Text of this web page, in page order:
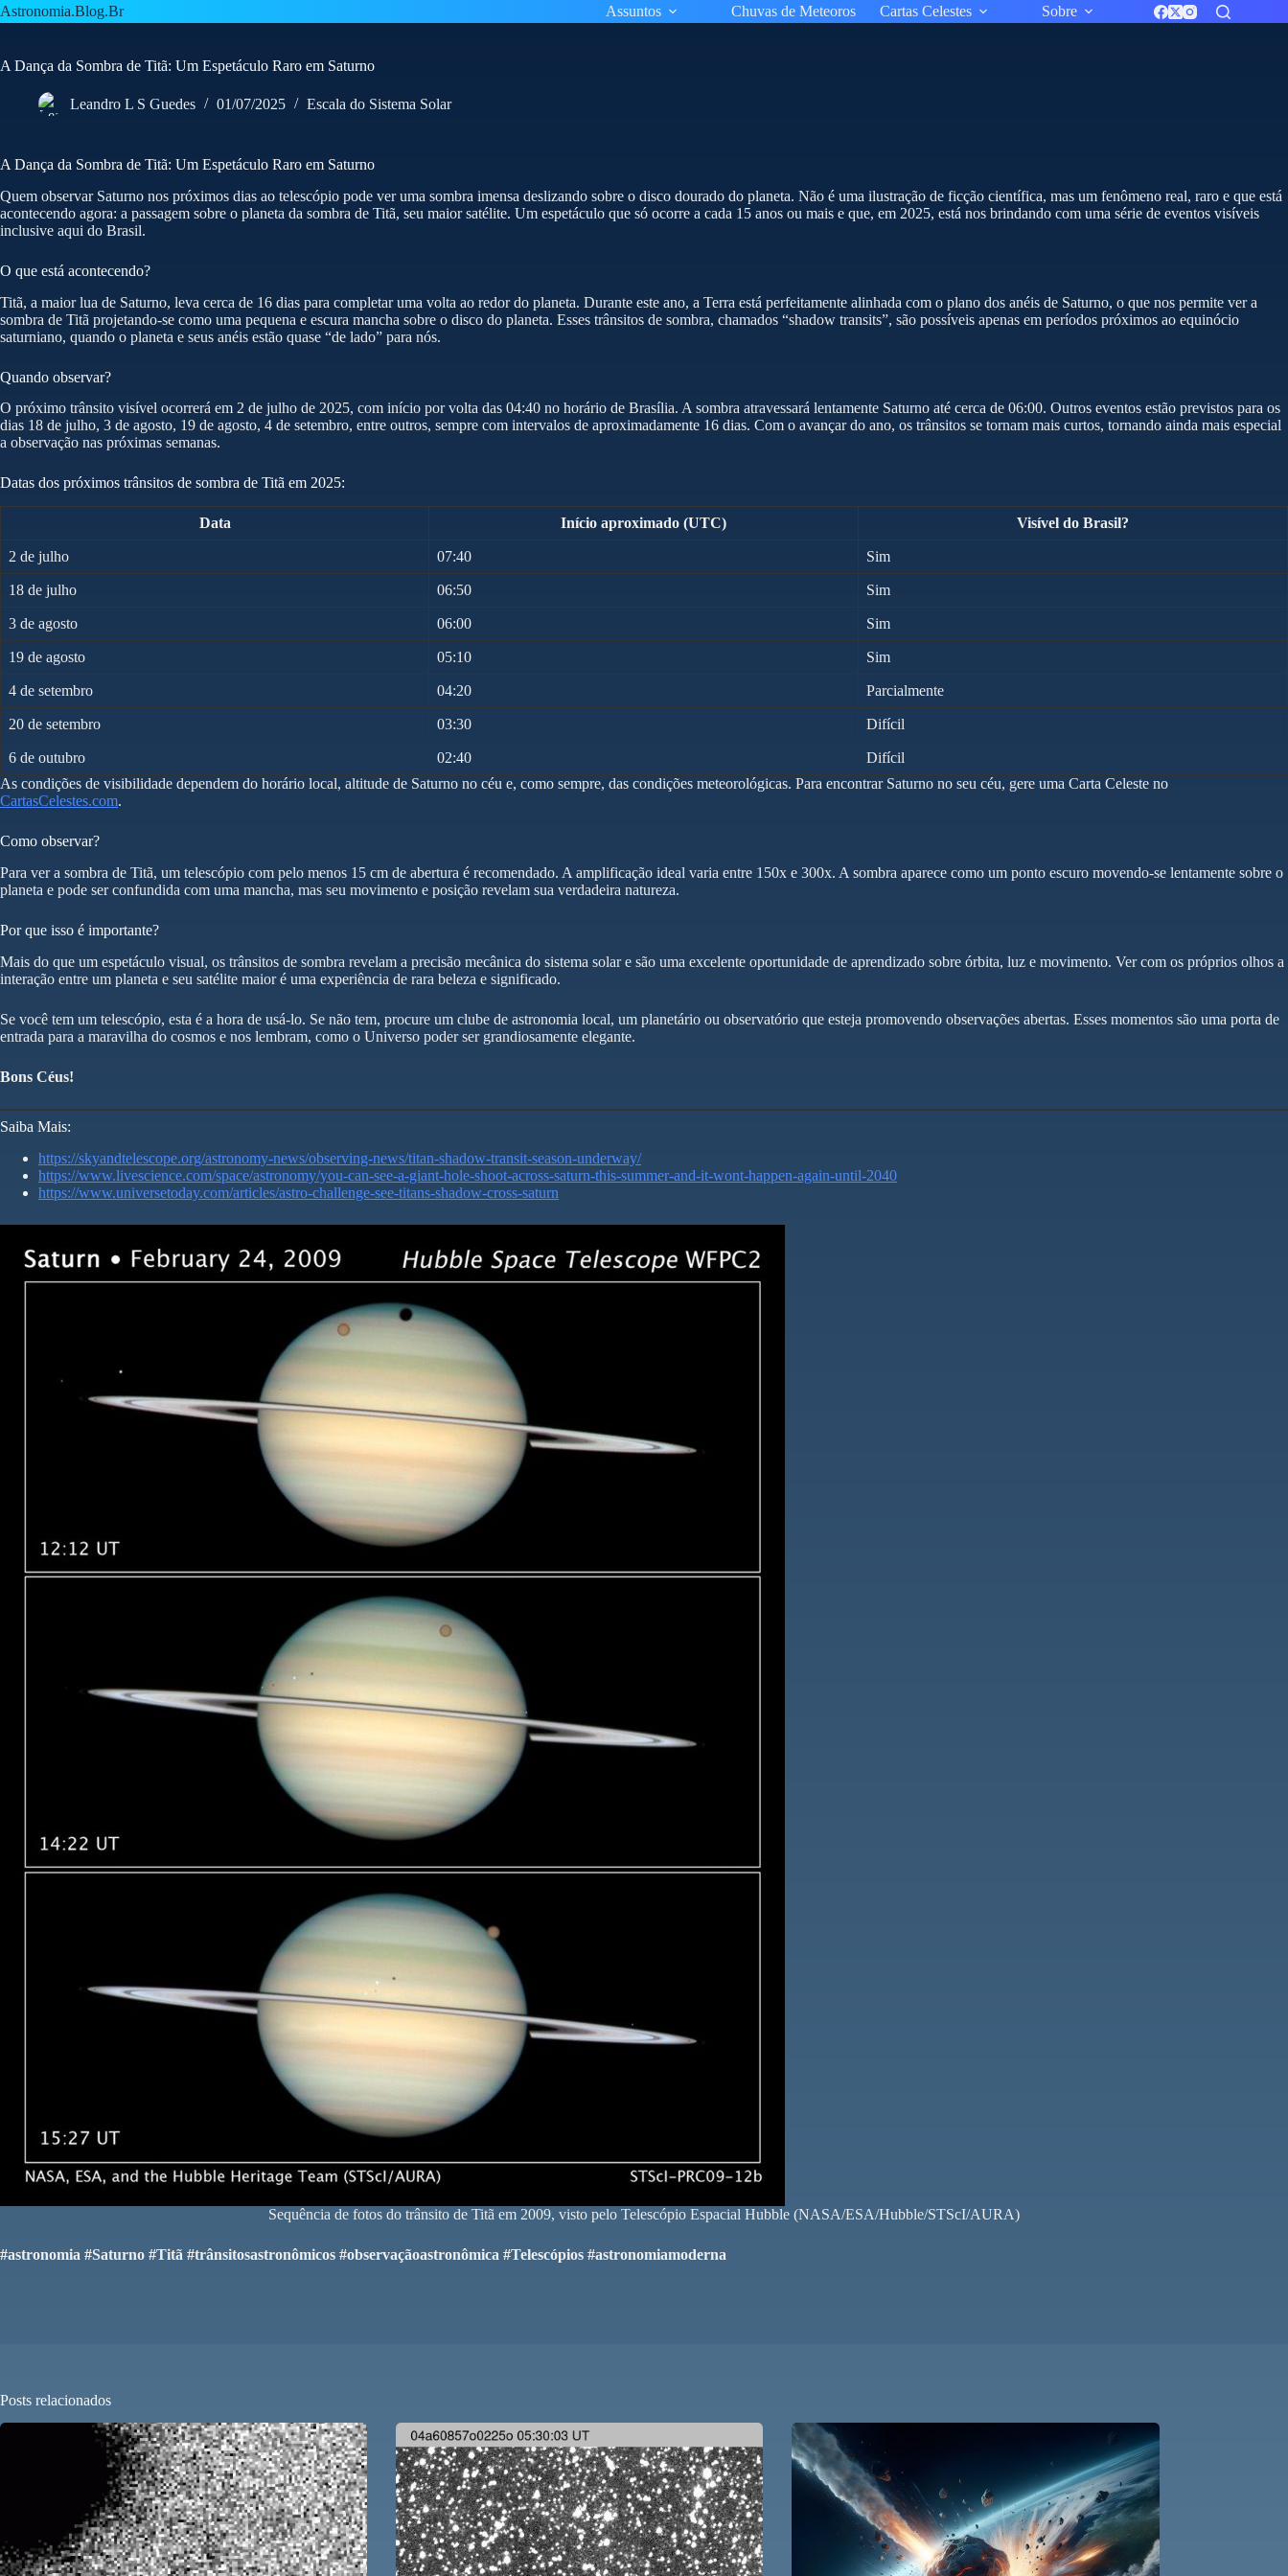
Pular
para
conteúdo
Astronomia.Blog.Br Assuntos Chuvas de Meteoros Cartas Celestes Sobre
A Dança da Sombra de Titã: Um Espetáculo Raro em Saturno
Leandro L S Guedes 01/07/2025 Escala do Sistema Solar
A Dança da Sombra de Titã: Um Espetáculo Raro em Saturno
Quem observar Saturno nos próximos dias ao telescópio pode ver uma sombra imensa deslizando sobre o disco dourado do planeta. Não é uma ilustração de ficção científica, mas um fenômeno real, raro e que está
acontecendo agora: a passagem sobre o planeta da sombra de Titã, seu maior satélite. Um espetáculo que só ocorre a cada 15 anos ou mais e que, em 2025, está nos brindando com uma série de eventos visíveis
inclusive aqui do Brasil.
O que está acontecendo?
Titã, a maior lua de Saturno, leva cerca de 16 dias para completar uma volta ao redor do planeta. Durante este ano, a Terra está perfeitamente alinhada com o plano dos anéis de Saturno, o que nos permite ver a
sombra de Titã projetando-se como uma pequena e escura mancha sobre o disco do planeta. Esses trânsitos de sombra, chamados “shadow transits”, são possíveis apenas em períodos próximos ao equinócio
saturniano, quando o planeta e seus anéis estão quase “de lado” para nós.
Quando observar?
O próximo trânsito visível ocorrerá em 2 de julho de 2025, com início por volta das 04:40 no horário de Brasília. A sombra atravessará lentamente Saturno até cerca de 06:00. Outros eventos estão previstos para os
dias 18 de julho, 3 de agosto, 19 de agosto, 4 de setembro, entre outros, sempre com intervalos de aproximadamente 16 dias. Com o avançar do ano, os trânsitos se tornam mais curtos, tornando ainda mais especial
a observação nas próximas semanas.
Datas dos próximos trânsitos de sombra de Titã em 2025:
Data Início aproximado (UTC) Visível do Brasil?
2 de julho 07:40 Sim
18 de julho 06:50 Sim
3 de agosto 06:00 Sim
19 de agosto 05:10 Sim
4 de setembro 04:20 Parcialmente
20 de setembro 03:30 Difícil
6 de outubro 02:40
Difícil
As condições de visibilidade dependem do horário local, altitude de Saturno no céu e, como sempre, das condições meteorológicas. Para encontrar Saturno no seu céu, gere uma Carta Celeste no
CartasCelestes.com.
Como observar?
Para ver a sombra de Titã, um telescópio com pelo menos 15 cm de abertura é recomendado. A amplificação ideal varia entre 150x e 300x. A sombra aparece como um ponto escuro movendo-se lentamente sobre o
planeta e pode ser confundida com uma mancha, mas seu movimento e posição revelam sua verdadeira natureza.
Por que isso é importante?
Mais do que um espetáculo visual, os trânsitos de sombra revelam a precisão mecânica do sistema solar e são uma excelente oportunidade de aprendizado sobre órbita, luz e movimento. Ver com os próprios olhos a
interação entre um planeta e seu satélite maior é uma experiência de rara beleza e significado.
Se você tem um telescópio, esta é a hora de usá-lo. Se não tem, procure um clube de astronomia local, um planetário ou observatório que esteja promovendo observações abertas. Esses momentos são uma porta de
entrada para a maravilha do cosmos e nos lembram, como o Universo poder ser grandiosamente elegante.
Bons Céus!
Saiba Mais:
https://skyandtelescope.org/astronomy-news/observing-news/titan-shadow-transit-season-underway/
https://www.livescience.com/space/astronomy/you-can-see-a-giant-hole-shoot-across-saturn-this-summer-and-it-wont-happen-again-until-2040
https://www.universetoday.com/articles/astro-challenge-see-titans-shadow-cross-saturn
Sequência de fotos do trânsito de Titã em 2009, visto pelo Telescópio Espacial Hubble (NASA/ESA/Hubble/STScI/AURA)
#astronomia #Saturno #Titã #trânsitosastronômicos #observaçãoastronômica #Telescópios #astronomiamoderna
Posts relacionados